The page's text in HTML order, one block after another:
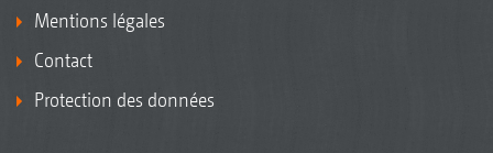
Mentions légales
Contact
Protection des données